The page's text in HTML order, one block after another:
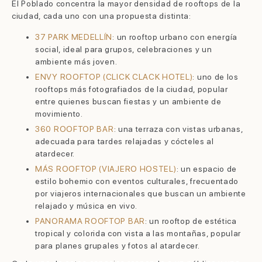
El Poblado concentra la mayor densidad de rooftops de la
ciudad, cada uno con una propuesta distinta:
37 PARK MEDELLÍN: un rooftop urbano con energía
social, ideal para grupos, celebraciones y un
ambiente más joven.
ENVY ROOFTOP (CLICK CLACK HOTEL): uno de los
rooftops más fotografiados de la ciudad, popular
entre quienes buscan fiestas y un ambiente de
movimiento.
360 ROOFTOP BAR: una terraza con vistas urbanas,
adecuada para tardes relajadas y cócteles al
atardecer.
MÁS ROOFTOP (VIAJERO HOSTEL): un espacio de
estilo bohemio con eventos culturales, frecuentado
por viajeros internacionales que buscan un ambiente
relajado y música en vivo.
PANORAMA ROOFTOP BAR: un rooftop de estética
tropical y colorida con vista a las montañas, popular
para planes grupales y fotos al atardecer.